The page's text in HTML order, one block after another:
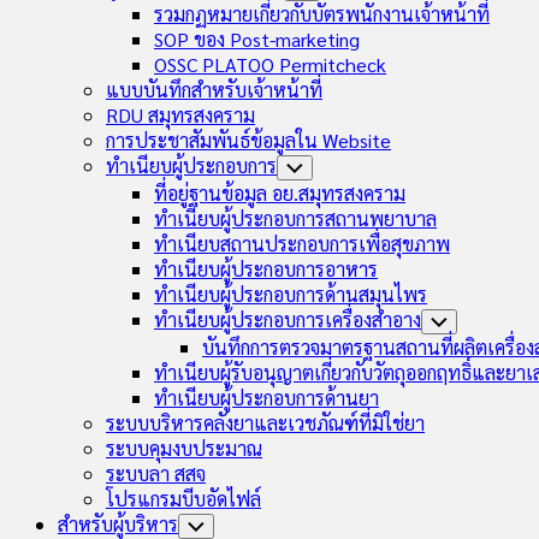
Child
Menu
รวมกฏหมายเกี่ยวกับบัตรพนักงานเจ้าหน้าที่
SOP ของ Post-marketing
OSSC PLATOO Permitcheck
แบบบันทึกสำหรับเจ้าหน้าที่
RDU สมุทรสงคราม
การประชาสัมพันธ์ข้อมูลใน Website
ทำเนียบผู้ประกอบการ Toggle
Child
Menu
ที่อยู่ฐานข้อมูล อย.สมุทรสงคราม
ทำเนียบผู้ประกอบการสถานพยาบาล
ทำเนียบสถานประกอบการเพื่อสุขภาพ
ทำเนียบผู้ประกอบการอาหาร
ทำเนียบผู้ประกอบการด้านสมุนไพร
ทำเนียบผู้ประกอบการเครื่องสำอาง Toggle
Child
Menu
บันทึกการตรวจมาตรฐานสถานที่ผลิตเครื่อง
ทำเนียบผู้รับอนุญาตเกี่ยวกับวัตถุออกฤทธิ์และยา
ทำเนียบผู้ประกอบการด้านยา
ระบบบริหารคลังยาและเวชภัณฑ์ที่มิใช่ยา
ระบบคุมงบประมาณ
ระบบลา สสจ
โปรแกรมบีบอัดไฟล์
สำหรับผู้บริหาร Toggle